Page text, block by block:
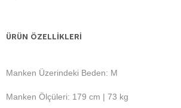
ÜRÜN ÖZELLIKLERI
Manken Üzerindeki Beden: M
Manken Ölçüleri: 179 cm | 73 kg